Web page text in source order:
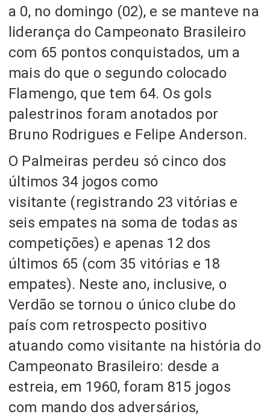
a 0, no domingo (02), e se manteve na
liderança do Campeonato Brasileiro
com 65 pontos conquistados, um a
mais do que o segundo colocado
Flamengo, que tem 64. Os gols
palestrinos foram anotados por
Bruno Rodrigues e Felipe Anderson.
O Palmeiras perdeu só cinco dos
últimos 34 jogos como
visitante (registrando 23 vitórias e
seis empates na soma de todas as
competições) e apenas 12 dos
últimos 65 (com 35 vitórias e 18
empates). Neste ano, inclusive, o
Verdão se tornou o único clube do
país com retrospecto positivo
atuando como visitante na história do
Campeonato Brasileiro: desde a
estreia, em 1960, foram 815 jogos
com mando dos adversários,